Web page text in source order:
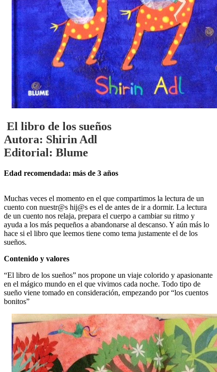
El libro de los sueños
Autora: Shirin Adl
Editorial: Blume
Edad recomendada: más de 3 años
Muchas veces el momento en el que compartimos la lectura de un
cuento con nuestr@s hij@s es el de antes de ir a dormir. La lectura
de un cuento nos relaja, prepara el cuerpo a cambiar su ritmo y
ayuda a los más pequeños a abandonarse al descanso. Y aún más lo
hace si el libro que leemos tiene como tema justamente el de los
sueños.
Contenido y valores
“El libro de los sueños” nos propone un viaje colorido y apasionante
en el mágico mundo en el que vivimos cada noche. Todo tipo de
sueño viene tomado en consideración, empezando por “los cuentos
bonitos”